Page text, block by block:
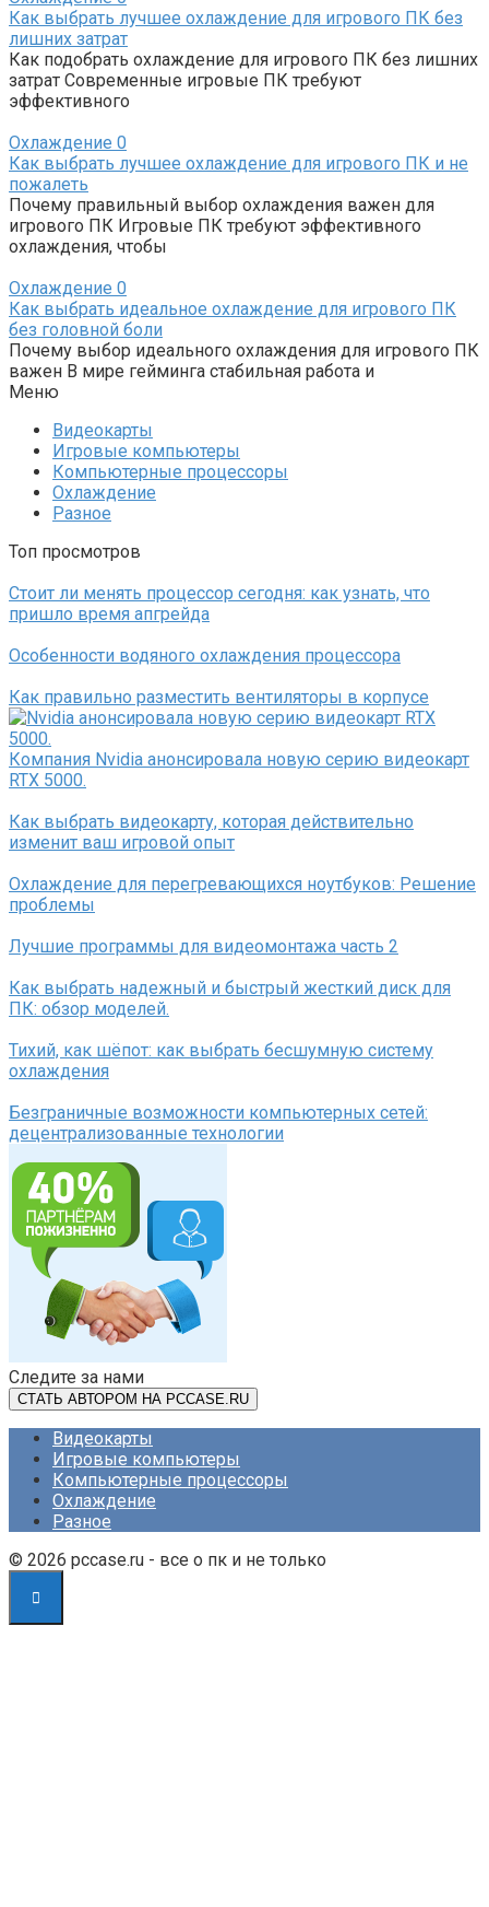
Как выбрать лучшее охлаждение для игрового ПК без
лишних затрат
Как подобрать охлаждение для игрового ПК без лишних
затрат Современные игровые ПК требуют
эффективного
Охлаждение 0
Как выбрать лучшее охлаждение для игрового ПК и не
пожалеть
Почему правильный выбор охлаждения важен для
игрового ПК Игровые ПК требуют эффективного
охлаждения, чтобы
Охлаждение 0
Как выбрать идеальное охлаждение для игрового ПК
без головной боли
Почему выбор идеального охлаждения для игрового ПК
важен В мире гейминга стабильная работа и
Меню
Видеокарты
Игровые компьютеры
Компьютерные процессоры
Охлаждение
Разное
Топ просмотров
Стоит ли менять процессор сегодня: как узнать, что
пришло время апгрейда
Особенности водяного охлаждения процессора
Как правильно разместить вентиляторы в корпусе
Компания Nvidia анонсировала новую серию видеокарт
RTX 5000.
Как выбрать видеокарту, которая действительно
изменит ваш игровой опыт
Охлаждение для перегревающихся ноутбуков: Решение
проблемы
Лучшие программы для видеомонтажа часть 2
Как выбрать надежный и быстрый жесткий диск для
ПК: обзор моделей.
Тихий, как шёпот: как выбрать бесшумную систему
охлаждения
Безграничные возможности компьютерных сетей:
децентрализованные технологии
Следите за нами
СТАТЬ АВТОРОМ НА PCCASE.RU
Видеокарты
Игровые компьютеры
Компьютерные процессоры
Охлаждение
Разное
© 2026 pccase.ru - все о пк и не только